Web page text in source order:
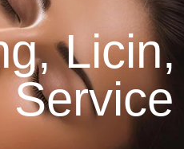
Licin,